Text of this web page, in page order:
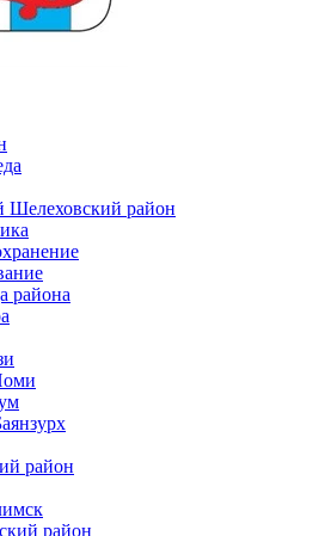
Шелеховский район
района
район
район